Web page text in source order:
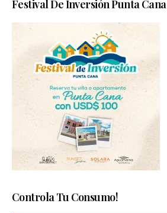
Festival De Inversión Punta Cana
Controla Tu Consumo!